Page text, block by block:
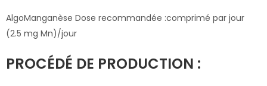
AlgoManganèse Dose recommandée :comprimé par jour
(2.5 mg Mn)/jour
PROCÉDÉ DE PRODUCTION :